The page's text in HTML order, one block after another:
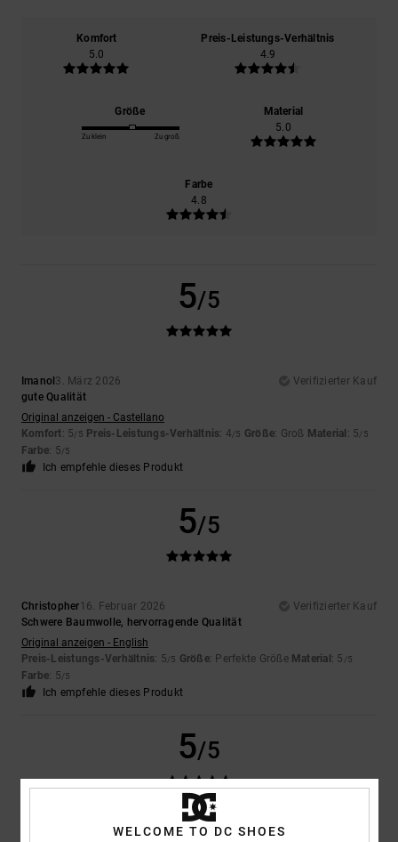
Komfort
5.0
Preis-Leistungs-Verhältnis
4.9
Größe
Zu klein Zu groß
Material
5.0
Farbe
4.8
5/5
Imanol 3. März 2026
Verifizierter Kauf
gute Qualität
Original anzeigen - Castellano
Komfort: 5/5 Preis-Leistungs-Verhältnis: 4/5 Größe: Groß Material : 5/5
Farbe: 5/5
Ich empfehle dieses Produkt
5/5
Christopher16. Februar 2026
Verifizierter Kauf
Schwere Baumwolle, hervorragende Qualität
Original anzeigen - English
Preis-Leistungs-Verhältnis: 5/5 Größe: Perfekte Größe Material : 5 /5
Farbe: 5/5
Ich empfehle dieses Produkt
5/5
7. Februar 2026
Verifizierter Kauf
WELCOME TO DC SHOES